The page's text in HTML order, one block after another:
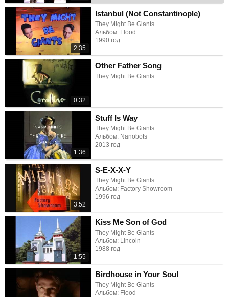
2:35
Istanbul (Not Constantinople)
They Might Be Giants
Альбом: Flood
1990 год
0:32
Other Father Song
They Might Be Giants
1:36
Stuff Is Way
They Might Be Giants
Альбом: Nanobots
2013 год
3:52
S-E-X-X-Y
They Might Be Giants
Альбом: Factory Showroom
1996 год
1:55
Kiss Me Son of God
They Might Be Giants
Альбом: Lincoln
1988 год
Birdhouse in Your Soul
They Might Be Giants
Альбом: Flood